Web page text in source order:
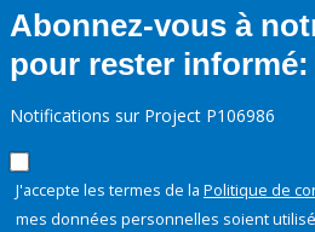
Abonnez-vous à
pour rester informé:
Notifications sur Project P106986
J'accepte les termes de la Politique de
mes données personnelles soient